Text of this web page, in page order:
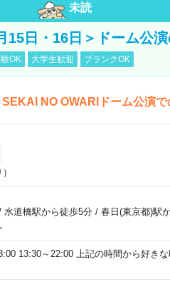
未読
15日・16日＞ドーム公
OK 大学生歓迎 ブランクOK
NO OWARIドーム公演で
水道橋駅から徒歩5分/ 春日(東京都)駅
13:30～22:00 上記の時間から好き